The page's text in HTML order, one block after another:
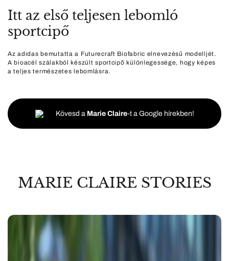
Itt az első teljesen lebomló
sportcipő
Az adidas bemutatta a Futurecraft Biofabric elnevezésű modelljét.
A bioacél szálakból készült sportcipő különlegessége, hogy képes
a teljes természetes lebomlásra.
Kövesd a Marie Claire-t a Google hírekben!
MARIE CLAIRE STORIES